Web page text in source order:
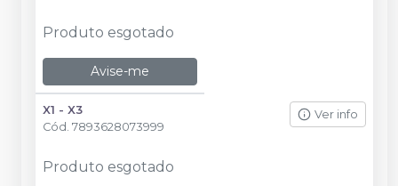
Produto esgotado
Avise-me
X1 - X3
Cód. 7893628073999
Ver info
Produto esgotado